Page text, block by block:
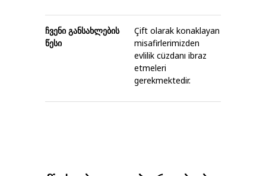
ჩვენი განსახლების
წესი
Çift olarak konaklayan
misafirlerimizden
evlilik cüzdanı ibraz
etmeleri
gerekmektedir.